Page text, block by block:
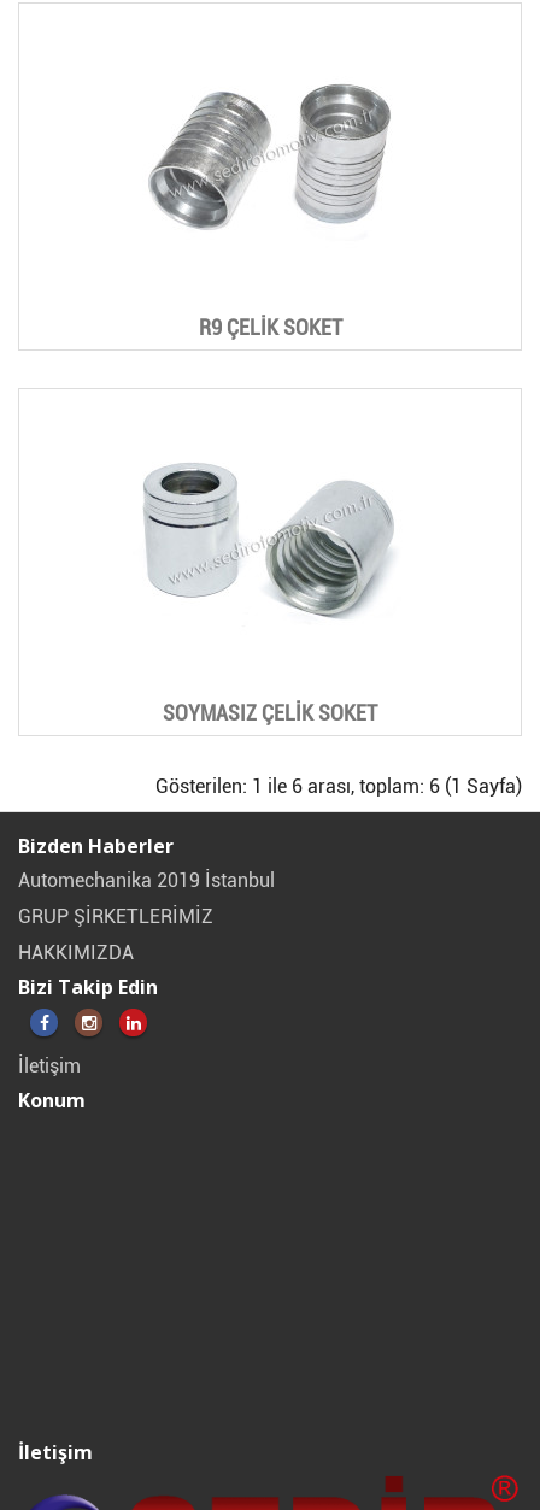
R9 ÇELİK SOKET
SOYMASIZ ÇELİK SOKET
Gösterilen: 1 ile 6 arası, toplam: 6 (1 Sayfa)
Bizden Haberler
Automechanika 2019 İstanbul
GRUP ŞİRKETLERİMİZ
HAKKIMIZDA
Bizi Takip Edin
İletişim
Konum
İletişim